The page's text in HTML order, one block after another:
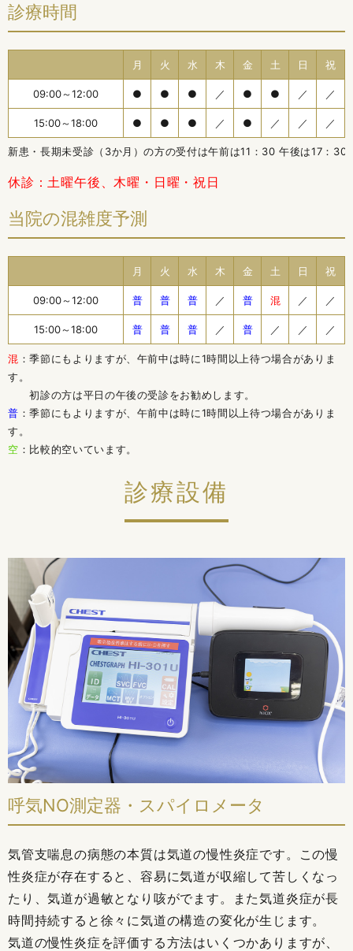
診療時間
月 火 水 木 金 土 日 祝
09:00～12:00 ● ● ● ／ ● ● ／ ／
15:00～18:00 ● ● ● ／ ● ／ ／ ／
新患・長期未受診（3か月）の方の受付は午前は11：30 午後は17：30
休診：土曜午後、木曜・日曜・祝日
当院の混雑度予測
月 火 水 木 金 土 日 祝
09:00～12:00 普 普 普 ／ 普 混 ／ ／
15:00～18:00 普 普 普 ／ 普 ／ ／ ／
混 ：季節にもよりますが、午前中は時に1時間以上待つ場合がありま
す。
初診の方は平日の午後の受診をお勧めします。
普 ：季節にもよりますが、午前中は時に1時間以上待つ場合がありま
す。
空 ：比較的空いています。
診療設備
呼気NO測定器・スパイロメータ
気管支喘息の病態の本質は気道の慢性炎症です。この慢
性炎症が存在すると、容易に気道が収縮して苦しくなっ
たり、気道が過敏となり咳がでます。また気道炎症が長
時間持続すると徐々に気道の構造の変化が生じます。
気道の慢性炎症を評価する方法はいくつかありますが、